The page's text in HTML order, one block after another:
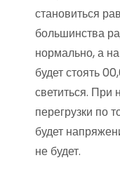
становиться
большинства
нормально, а
будет стоять
светиться. При
перегрузки по
будет
не будет.